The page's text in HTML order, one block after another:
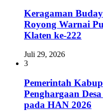
Keragaman
Royong Warnai
Klaten ke-222
Juli 29, 2026
3
Pemerintah
Penghargaan
pada HAN 2026